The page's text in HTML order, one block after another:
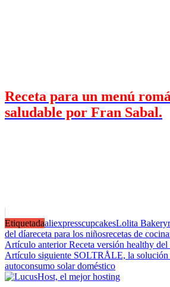
Receta para un menú
saludable por Fran Sabal.
EtiquetadaaliexpresscupcakesLolita Bakery
del díareceta para los niñosrecetas de cocina
Navegación
de
entradas
Artículo anterior Receta versión healthy
Artículo siguiente SOLTRÅLE, la
autoconsumo solar doméstico